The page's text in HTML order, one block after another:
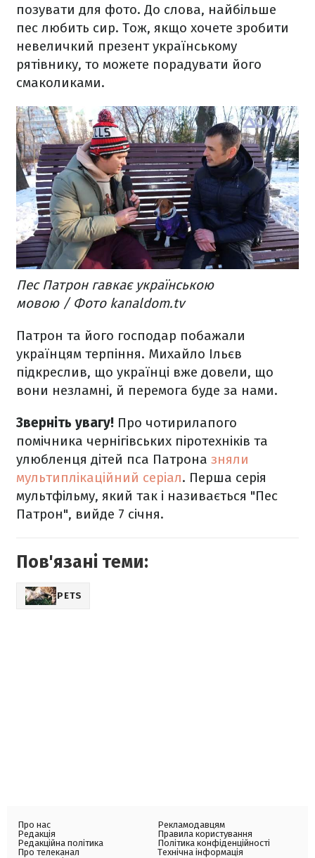
позувати для фото. До слова, найбільше
пес любить сир. Тож, якщо хочете зробити
невеличкий презент українському
рятівнику, то можете порадувати його
смаколиками.
Пес Патрон гавкає українською
мовою / Фото kanaldom.tv​
Патрон та його господар побажали
українцям терпіння. Михайло Ільєв
підкреслив, що українці вже довели, що
вони незламні, й перемога буде за нами.
Зверніть увагу! Про чотирилапого
помічника чернігівських піротехніків та
улюбленця дітей пса Патрона зняли
мультиплікаційний серіал. Перша серія
мультфільму, який так і називається "Пес
Патрон", вийде 7 січня.
Пов'язані теми:
PETS
Про нас
Редакція
Редакційна політика
Про телеканал
Рекламодавцям
Правила користування
Політика конфіденційності
Технічна інформація